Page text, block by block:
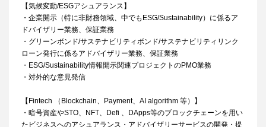
【気候変動/ESGアシュアランス】
・企業開示（特に非財務領域、中でもESG/Sustainability）に係るア
ドバイザリー業務、保証業務
・グリーンボンド/サステナビリティボンド/サステナビリティリンク
ローン発行に係るアドバイザリー業務、保証業務
・ESG/Sustainability情報開示関連プロジェクトのPMO業務
・対外的な意見発信
【Fintech （Blockchain、Payment、AI algorithm 等）】
・暗号資産やSTO、NFT、Defi 、DApps等のブロックチェーンを用い
たビジネスへのアシュアランス・アドバイザリーサービスの開発・提